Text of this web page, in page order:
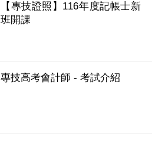
【專技證照】116年度記帳士新
班開課
專技高考會計師 - 考試介紹